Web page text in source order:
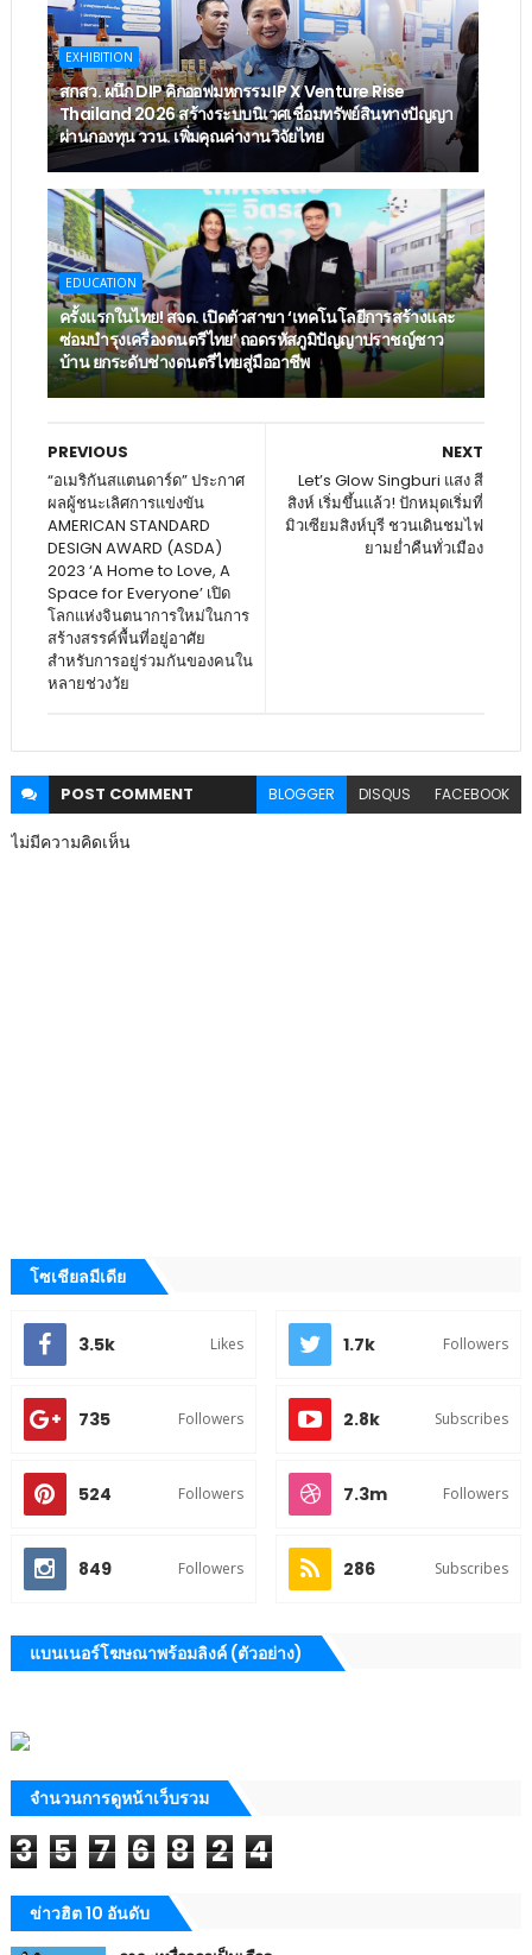
EXHIBITION
สกสว. ผนึก DIP คิกออฟมหกรรม IP X Venture Rise
Thailand 2026 สร้างระบบนิเวศเชื่อมทรัพย์สินทางปัญญา
ผ่านกองทุน ววน. เพิ่มคุณค่างานวิจัยไทย
EDUCATION
ครั้งแรกในไทย! สจด. เปิดตัวสาขา ‘เทคโนโลยีการสร้างและ
ซ่อมบำรุงเครื่องดนตรีไทย’ ​ถอดรหัสภูมิปัญญาปราชญ์ชาว
บ้าน ยกระดับช่างดนตรีไทยสู่มืออาชีพ
NEXT
Let’s Glow Singburi แสง สี
สิงห์ เริ่มขึ้นแล้ว! ปักหมุดเริ่มที่
มิวเซียมสิงห์บุรี ชวนเดินชมไฟ
ยามย่ำคืนทั่วเมือง
PREVIOUS
“อเมริกันสแตนดาร์ด” ประกาศ
ผลผู้ชนะเลิศการแข่งขัน
AMERICAN STANDARD
DESIGN AWARD (ASDA)
2023 ‘A Home to Love, A
Space for Everyone’ เปิด
โลกแห่งจินตนาการใหม่ในการ
สร้างสรรค์พื้นที่อยู่อาศัย
สำหรับการอยู่ร่วมกันของคนใน
หลายช่วงวัย
POST COMMENT BLOGGER DISQUS FACEBOOK
ไม่มีความคิดเห็น
โซเชียลมีเดีย
3.5k Likes 1.7k Followers
735 Followers 2.8k Subscribes
524 Followers 7.3m Followers
849 Followers 286 Subscribes
แบนเนอร์โฆษณาพร้อมลิงค์ (ตัวอย่าง)
จำนวนการดูหน้าเว็บรวม
3 5 7 6 8 2 4
ข่าวฮิต 10 อันดับ